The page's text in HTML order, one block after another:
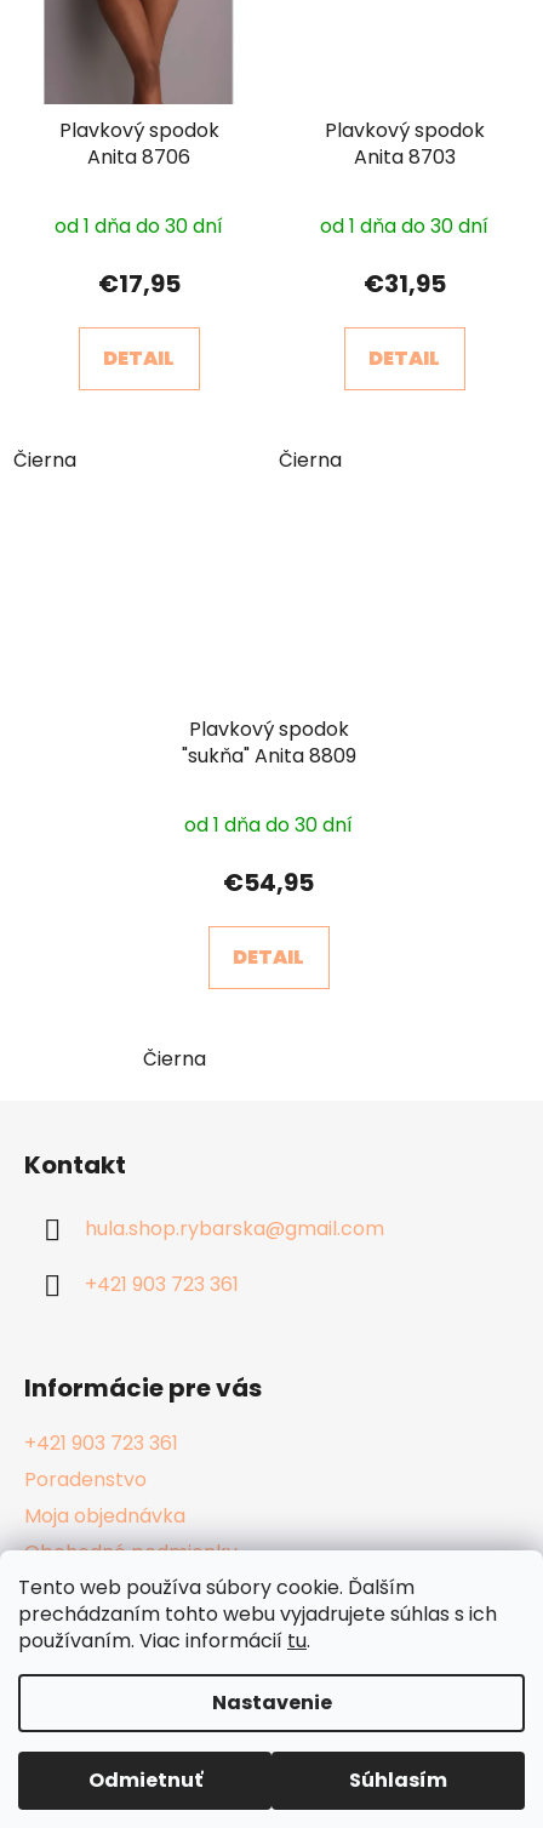
Tento web používa súbory cookie. Ďalším
prechádzaním tohto webu vyjadrujete súhlas s ich
používaním. Viac informácií tu.
Nastavenie
Odmietnuť Súhlasím
Plavkový spodok
Anita 8706
od 1 dňa do 30 dní
€17,95
DETAIL
Čierna
Plavkový spodok
Anita 8703
od 1 dňa do 30 dní
€31,95
DETAIL
Čierna
Plavkový spodok
"sukňa" Anita 8809
od 1 dňa do 30 dní
€54,95
DETAIL
Čierna
Kontakt
hula.shop.rybarska@gmail.com
+421 903 723 361
Informácie pre vás
+421 903 723 361
Poradenstvo
Moja objednávka
Obchodné podmienky
Reklamačný poriadok
Podmienky ochrany osobných údajov
Vytvoril Shoptet
Copyright 2026
. Všetky práva
vyhradené.Upraviť nastavenie cookies